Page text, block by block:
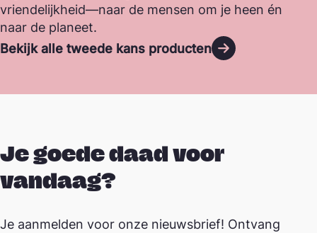
vriendelijkheid—naar de mensen om je heen én
naar de planeet.
Bekijk alle tweede kans producten
Je goede daad voor
vandaag?
Je aanmelden voor onze nieuwsbrief! Ontvang